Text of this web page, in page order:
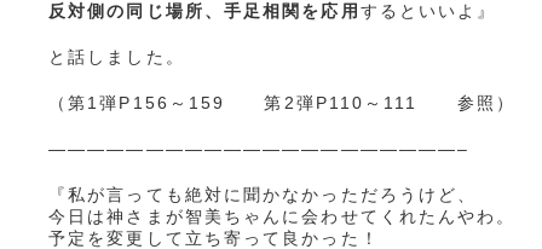
反対側の同じ場所、手足相関を応用 するといいよ』
と話しました。
（第1弾P156～159 第2弾P110～111 参照）
—————————————————————–
『私が言っても絶対に聞かなかっただろうけど、
今日は神さまが智美ちゃんに会わせてくれたんやわ。
予定を変更して立ち寄って良かった！